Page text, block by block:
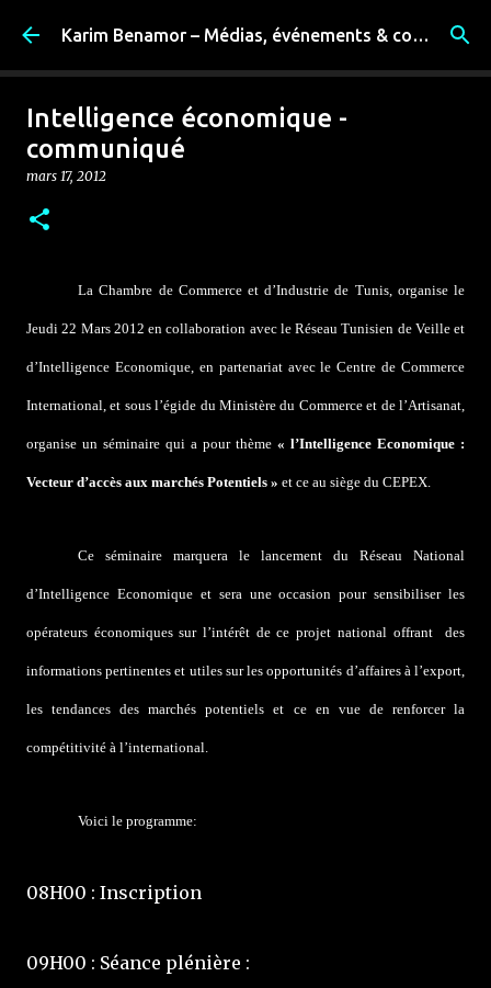
Accéder au contenu principal Karim Benamor – Médias, événements & coulisses
Intelligence économique -
communiqué
mars 17, 2012
La Chambre de Commerce et d’Industrie de Tunis, organise le
Jeudi 22 Mars 2012 en collaboration avec le Réseau Tunisien de Veille et
d’Intelligence Economique, en partenariat avec le Centre de Commerce
International, et sous l’égide du Ministère du Commerce et de l’Artisanat,
organise un séminaire qui a pour thème « l’Intelligence Economique :
Vecteur d’accès aux marchés Potentiels » et ce au siège du CEPEX.
Ce séminaire marquera le lancement du Réseau National
d’Intelligence Economique et sera une occasion pour sensibiliser les
opérateurs économiques sur l’intérêt de ce projet national offrant des
informations pertinentes et utiles sur les opportunités d’affaires à l’export,
les tendances des marchés potentiels et ce en vue de renforcer la
compétitivité à l’international.
Voici le programme:
08H00 : Inscription
09H00 : Séance plénière :